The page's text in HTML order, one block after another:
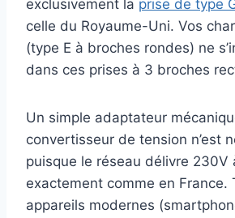
exclusivement la prise de type
celle du Royaume-Uni. Vos
(type E à broches rondes) ne
dans ces prises à 3 broches
Un simple adaptateur
convertisseur de tension n’est
puisque le réseau délivre 230V
exactement comme en France.
appareils modernes